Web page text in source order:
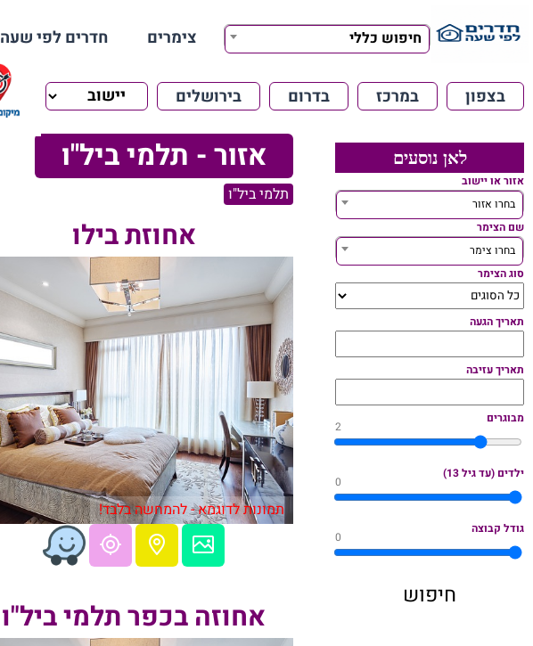
חיפוש כללי צימרים חדרים לפי שעה
בצפון במרכז בדרום בירושלים
לאן נוסעים
אזור או יישוב
בחרו אזור
שם הצימר
בחרו צימר
סוג הצימר
תאריך הגעה
תאריך עזיבה
מבוגרים
2
ילדים (עד גיל 13)
0
גודל קבוצה
0
אזור - תלמי ביל"ו
תלמי ביל"ו
אחוזת בילו
תמונות לדוגמא - להמחשה בלבד!
אחוזה בכפר תלמי ביל"ו